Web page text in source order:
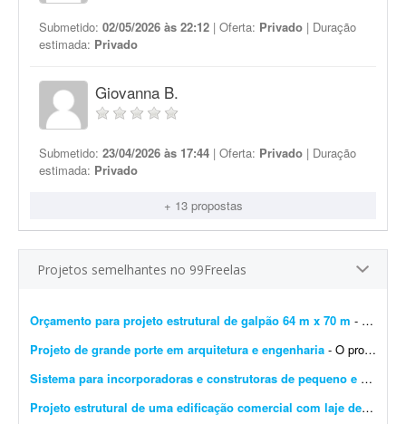
Submetido: 02/05/2026 às 22:12 | Oferta: Privado | Duração
estimada: Privado
Giovanna B.
Submetido: 23/04/2026 às 17:44 | Oferta: Privado | Duração
estimada: Privado
+ 13 propostas
Projetos semelhantes no 99Freelas
Orçamento para projeto estrutural de galpão 64 m x 70 m - Gostaria de saber qual o preço e o prazo para criar um projeto estrutural completo de um galpão de 64 m x 70 m. Por favor, informe o que está incluído no orçament...
Projeto de grande porte em arquitetura e engenharia - O profissional participará do desenvolvimento, análise e acompanhamento de projetos, contribuindo tecnicamente para a execução das demandas e garantindo qualidade, preci...
Sistema para incorporadoras e construtoras de pequeno e médio porte
Projeto estrutural de uma edificação comercial com laje de um pavimento